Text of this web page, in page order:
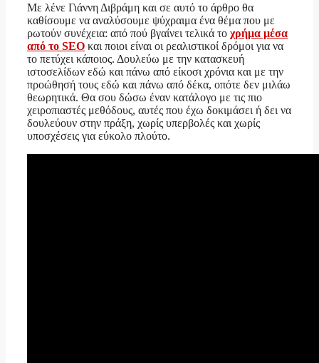
Με λένε Γιάννη Διβράμη και σε αυτό το άρθρο θα
καθίσουμε να αναλύσουμε ψύχραιμα ένα θέμα που με
ρωτούν συνέχεια: από πού βγαίνει τελικά το χρήμα μέσα
από το SEO και ποιοι είναι οι ρεαλιστικοί δρόμοι για να
το πετύχει κάποιος. Δουλεύω με την κατασκευή
ιστοσελίδων εδώ και πάνω από είκοσι χρόνια και με την
προώθησή τους εδώ και πάνω από δέκα, οπότε δεν μιλάω
θεωρητικά. Θα σου δώσω έναν κατάλογο με τις πιο
χειροπιαστές μεθόδους, αυτές που έχω δοκιμάσει ή δει να
δουλεύουν στην πράξη, χωρίς υπερβολές και χωρίς
υποσχέσεις για εύκολο πλούτο.